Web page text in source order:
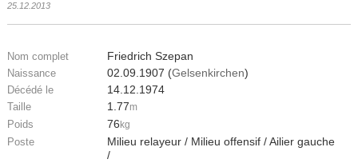
25.12.2013
Nom complet Friedrich Szepan
Naissance 02.09.1907 (Gelsenkirchen)
Décédé le 14.12.1974
Taille 1.77m
Poids 76 kg
Poste
Milieu relayeur / Milieu offensif / Ailier gauche
/